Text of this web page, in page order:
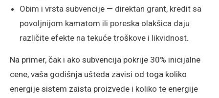
Obim i vrsta subvencije — direktan grant, kredit sa
povoljnijom kamatom ili poreska olakšica daju
različite efekte na tekuće troškove i likvidnost.
Na primer, čak i ako subvencija pokrije 30% inicijalne
cene, vaša godišnja ušteda zavisi od toga koliko
energije sistem zaista proizvede i koliko te energije